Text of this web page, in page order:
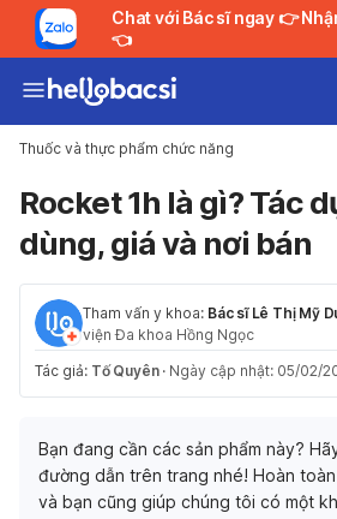
Chat với Bác sĩ ngay 👉 Nhận tư vấn MIỄN PHÍ
👈
Thuốc và thực phẩm chức năng
Rocket 1h là gì? Tác
dùng, giá và nơi bán
Tham vấn y khoa: Bác sĩ Lê Thị Mỹ
viện Đa khoa Hồng Ngọc
Tác giả: Tố Quyên · Ngày cập nhật: 05/02/
Bạn đang cần các sản phẩm này?
đường dẫn trên trang nhé! Hoàn
và bạn cũng giúp chúng tôi có một